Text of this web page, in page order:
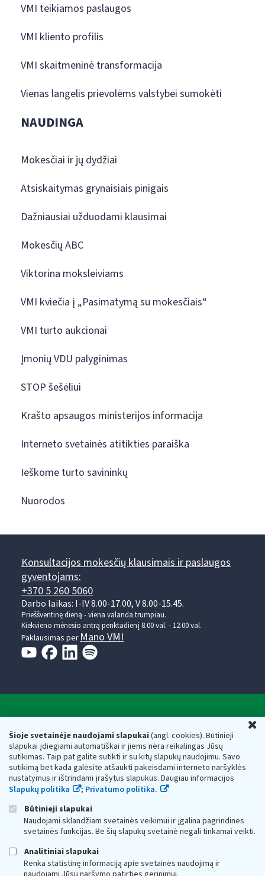
Šioje svetainėje naudojami slapukai(angl. cookies). Būtinieji
slapukai įdiegiami automatiškai ir jiems nėra reikalingas Jūsų
sutikimas. Taip pat galite sutikti ir su kitų slapukų naudojimu. Savo
sutikimą bet kada galėsite atšaukti pakeisdami interneto naršyklės
nustatymus ir ištrindami įrašytus slapukus. Daugiau informacijos
Slapukų politika
; Privatumo politika.
Būtinieji slapukai
Naudojami sklandžiam svetainės veikimui ir įgalina pagrindines
svetainės funkcijas. Be šių slapukų svetainė negali tinkamai veikti.
Analitiniai slapukai
Renka statistinę informaciją apie svetainės naudojimą ir
VMI teikiamos paslaugos
VMI kliento profilis
VMI skaitmeninė transformacija
Vienas langelis prievolėms valstybei sumokėti
NAUDINGA
Mokesčiai ir jų dydžiai
Atsiskaitymas grynaisiais pinigais
Dažniausiai užduodami klausimai
Mokesčių ABC
Viktorina moksleiviams
VMI kviečia į „Pasimatymą su mokesčiais“
VMI turto aukcionai
Įmonių VDU palyginimas
STOP šešėliui
Krašto apsaugos ministerijos informacija
Interneto svetainės atitikties paraiška
Ieškome turto savininkų
Nuorodos
Konsultacijos mokesčių klausimais ir paslaugos
gyventojams:
+370 5 260 5060
Darbo laikas: I-IV 8.00-17.00, V 8.00-15.45.
Prieššventinę dieną - viena valanda trumpiau.
Kiekvieno mėnesio antrą penktadienį 8.00 val. - 12.00 val.
Paklausimas per Mano VMI
Respublikos finansų ministerijos
Biudžetinė įstaiga. Juridinio asmens kodas — 188659752,
adresas: Vasario 16-osios g. 14, 01107 Vilnius, Lietuva, el.paštas:
vmi@vmi.lt, E. pristatymo dėžutės adresas 188659752
Duomenys apie Valstybinę mokesčių inspekciją prie Lietuvos
Respublikos finansų ministerijos kaupiami ir saugomi Juridinių